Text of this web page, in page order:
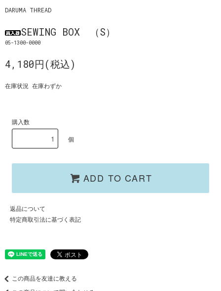
DARUMA THREAD
SEWING BOX （S）
05-1300-0000
4,180円(税込)
在庫状況 在庫わずか
購入数
個
ADD TO CART
返品について
特定商取引法に基づく表記
この商品を友達に教える